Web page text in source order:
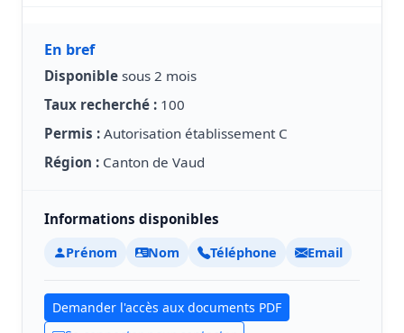
En bref
Disponible sous 2 mois
Taux recherché : 100
Permis : Autorisation établissement C
Région : Canton de Vaud
Informations disponibles
Prénom Nom Téléphone Email
Demander l'accès aux documents PDF